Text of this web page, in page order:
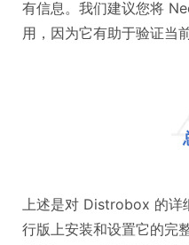
有信息。我们建议您将
用，因为它有助于验证当
上述是对 Distrobox 的详
行版上安装和设置它的完